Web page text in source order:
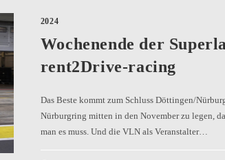
2024
Wochenende der
rent2Drive-racing
Das Beste kommt zum Schluss Döttingen/
Nürburgring mitten in den November zu legen,
man es muss. Und die VLN als Veranstalter…